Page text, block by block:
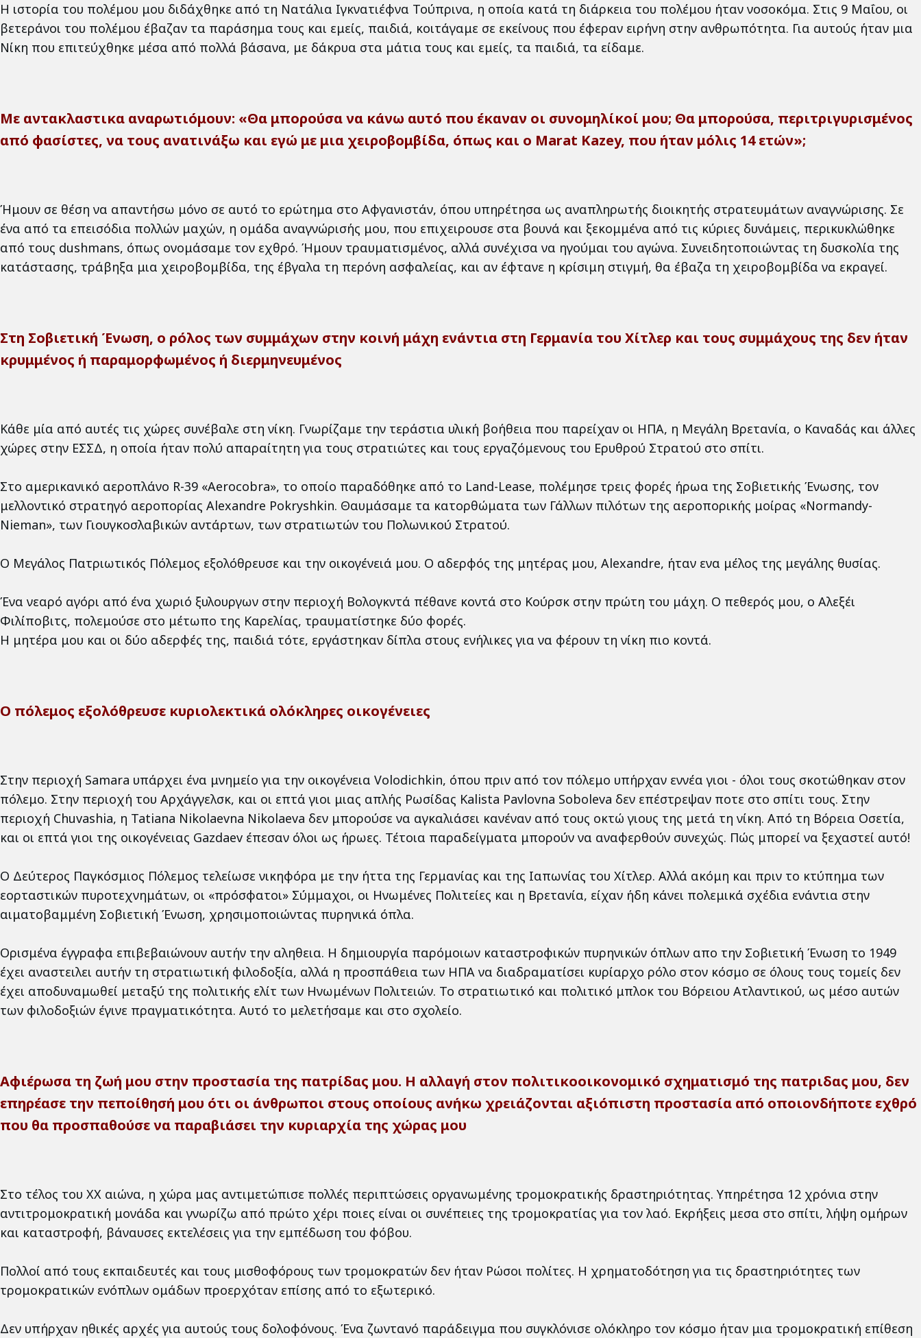
Η ιστορία του πολέμου μου διδάχθηκε από τη Νατάλια Ιγκνατιέφνα Τούπρινα, η οποία κατά τη διάρκεια του πολέμου ήταν νοσοκόμα. Στις 9 Μαΐου, οι
βετεράνοι του πολέμου έβαζαν τα παράσημα τους και εμείς, παιδιά, κοιτάγαμε σε εκείνους που έφεραν ειρήνη στην ανθρωπότητα. Για αυτούς ήταν μια
Νίκη που επιτεύχθηκε μέσα από πολλά βάσανα, με δάκρυα στα μάτια τους και εμείς, τα παιδιά, τα είδαμε.
Με αντακλαστικα αναρωτιόμουν: «Θα μπορούσα να κάνω αυτό που έκαναν οι συνομηλίκοί μου; Θα μπορούσα, περιτριγυρισμένος
από φασίστες, να τους ανατινάξω και εγώ με μια χειροβομβίδα, όπως και ο Marat Kazey, που ήταν μόλις 14 ετών»;
Ήμουν σε θέση να απαντήσω μόνο σε αυτό το ερώτημα στο Αφγανιστάν, όπου υπηρέτησα ως αναπληρωτής διοικητής στρατευμάτων αναγνώρισης. Σε
ένα από τα επεισόδια πολλών μαχών, η ομάδα αναγνώρισής μου, που επιχειρουσε στα βουνά και ξεκομμένα από τις κύριες δυνάμεις, περικυκλώθηκε
από τους dushmans, όπως ονομάσαμε τον εχθρό. Ήμουν τραυματισμένος, αλλά συνέχισα να ηγούμαι του αγώνα. Συνειδητοποιώντας τη δυσκολία της
κατάστασης, τράβηξα μια χειροβομβίδα, της έβγαλα τη περόνη ασφαλείας, και αν έφτανε η κρίσιμη στιγμή, θα έβαζα τη χειροβομβίδα να εκραγεί.
Στη Σοβιετική Ένωση, ο ρόλος των συμμάχων στην κοινή μάχη ενάντια στη Γερμανία του Χίτλερ και τους συμμάχους της δεν ήταν
κρυμμένος ή παραμορφωμένος ή διερμηνευμένος
Κάθε μία από αυτές τις χώρες συνέβαλε στη νίκη. Γνωρίζαμε την τεράστια υλική βοήθεια που παρείχαν οι ΗΠΑ, η Μεγάλη Βρετανία, ο Καναδάς και άλλες
χώρες στην ΕΣΣΔ, η οποία ήταν πολύ απαραίτητη για τους στρατιώτες και τους εργαζόμενους του Ερυθρού Στρατού στο σπίτι.
Στο αμερικανικό αεροπλάνο R-39 «Aerocobra», το οποίο παραδόθηκε από το Land-Lease, πολέμησε τρεις φορές ήρωα της Σοβιετικής Ένωσης, τον
μελλοντικό στρατηγό αεροπορίας Alexandre Pokryshkin. Θαυμάσαμε τα κατορθώματα των Γάλλων πιλότων της αεροπορικής μοίρας «Normandy-
Nieman», των Γιουγκοσλαβικών αντάρτων, των στρατιωτών του Πολωνικού Στρατού.
Ο Μεγάλος Πατριωτικός Πόλεμος εξολόθρευσε και την οικογένειά μου. Ο αδερφός της μητέρας μου, Alexandre, ήταν ενα μέλος της μεγάλης θυσίας.
Ένα νεαρό αγόρι από ένα χωριό ξυλουργων στην περιοχή Βολογκντά πέθανε κοντά στο Κούρσκ στην πρώτη του μάχη. Ο πεθερός μου, ο Αλεξέι
Φιλίποβιτς, πολεμούσε στο μέτωπο της Καρελίας, τραυματίστηκε δύο φορές.
Η μητέρα μου και οι δύο αδερφές της, παιδιά τότε, εργάστηκαν δίπλα στους ενήλικες για να φέρουν τη νίκη πιο κοντά.
Ο πόλεμος εξολόθρευσε κυριολεκτικά ολόκληρες οικογένειες
Στην περιοχή Samara υπάρχει ένα μνημείο για την οικογένεια Volodichkin, όπου πριν από τον πόλεμο υπήρχαν εννέα γιοι - όλοι τους σκοτώθηκαν στον
πόλεμο. Στην περιοχή του Αρχάγγελσκ, και οι επτά γιοι μιας απλής Ρωσίδας Kalista Pavlovna Soboleva δεν επέστρεψαν ποτε στο σπίτι τους. Στην
περιοχή Chuvashia, η Tatiana Nikolaevna Nikolaeva δεν μπορούσε να αγκαλιάσει κανέναν από τους οκτώ γιους της μετά τη νίκη. Από τη Βόρεια Οσετία,
και οι επτά γιοι της οικογένειας Gazdaev έπεσαν όλοι ως ήρωες. Τέτοια παραδείγματα μπορούν να αναφερθούν συνεχώς. Πώς μπορεί να ξεχαστεί αυτό!
Ο Δεύτερος Παγκόσμιος Πόλεμος τελείωσε νικηφόρα με την ήττα της Γερμανίας και της Ιαπωνίας του Χίτλερ. Αλλά ακόμη και πριν το κτύπημα των
εορταστικών πυροτεχνημάτων, οι «πρόσφατοι» Σύμμαχοι, οι Ηνωμένες Πολιτείες και η Βρετανία, είχαν ήδη κάνει πολεμικά σχέδια ενάντια στην
αιματοβαμμένη Σοβιετική Ένωση, χρησιμοποιώντας πυρηνικά όπλα.
Ορισμένα έγγραφα επιβεβαιώνουν αυτήν την αληθεια. Η δημιουργία παρόμοιων καταστροφικών πυρηνικών όπλων απο την Σοβιετική Ένωση το 1949
έχει αναστειλει αυτήν τη στρατιωτική φιλοδοξία, αλλά η προσπάθεια των ΗΠΑ να διαδραματίσει κυρίαρχο ρόλο στον κόσμο σε όλους τους τομείς δεν
έχει αποδυναμωθεί μεταξύ της πολιτικής ελίτ των Ηνωμένων Πολιτειών. Το στρατιωτικό και πολιτικό μπλοκ του Βόρειου Ατλαντικού, ως μέσο αυτών
των φιλοδοξιών έγινε πραγματικότητα. Αυτό το μελετήσαμε και στο σχολείο.
Αφιέρωσα τη ζωή μου στην προστασία της πατρίδας μου. Η αλλαγή στον πολιτικοοικονομικό σχηματισμό της πατριδας μου, δεν
επηρέασε την πεποίθησή μου ότι οι άνθρωποι στους οποίους ανήκω χρειάζονται αξιόπιστη προστασία από οποιονδήποτε εχθρό
που θα προσπαθούσε να παραβιάσει την κυριαρχία της χώρας μου
Στο τέλος του ΧΧ αιώνα, η χώρα μας αντιμετώπισε πολλές περιπτώσεις οργανωμένης τρομοκρατικής δραστηριότητας. Υπηρέτησα 12 χρόνια στην
αντιτρομοκρατική μονάδα και γνωρίζω από πρώτο χέρι ποιες είναι οι συνέπειες της τρομοκρατίας για τον λαό. Εκρήξεις μεσα στο σπίτι, λήψη ομήρων
και καταστροφή, βάναυσες εκτελέσεις για την εμπέδωση του φόβου.
Πολλοί από τους εκπαιδευτές και τους μισθοφόρους των τρομοκρατών δεν ήταν Ρώσοι πολίτες. Η χρηματοδότηση για τις δραστηριότητες των
τρομοκρατικών ενόπλων ομάδων προερχόταν επίσης από το εξωτερικό.
Δεν υπήρχαν ηθικές αρχές για αυτούς τους δολοφόνους. Ένα ζωντανό παράδειγμα που συγκλόνισε ολόκληρο τον κόσμο ήταν μια τρομοκρατική επίθεση